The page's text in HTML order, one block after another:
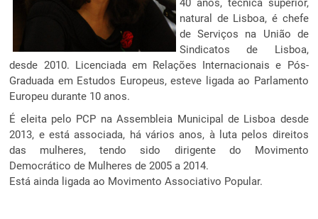
40 anos, técnica superior,
natural de Lisboa, é chefe
de Serviços na União de
Sindicatos de Lisboa,
desde 2010. Licenciada em Relações Internacionais e Pós-
Graduada em Estudos Europeus, esteve ligada ao Parlamento
Europeu durante 10 anos.
É eleita pelo PCP na Assembleia Municipal de Lisboa desde
2013, e está associada, há vários anos, à luta pelos direitos
das mulheres, tendo sido dirigente do Movimento
Democrático de Mulheres de 2005 a 2014.
Está ainda ligada ao Movimento Associativo Popular.